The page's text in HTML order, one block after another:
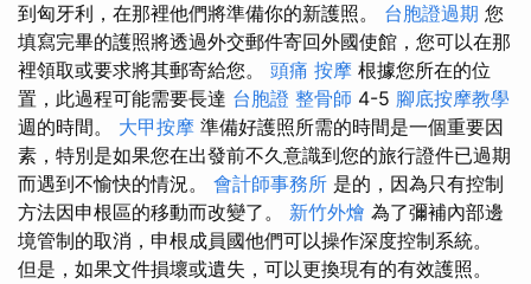
到匈牙利，在那裡他們將準備你的新護照。 台胞證過期 您
填寫完畢的護照將透過外交郵件寄回外國使館，您可以在那
裡領取或要求將其郵寄給您。 頭痛 按摩 根據您所在的位
置，此過程可能需要長達 台胞證 整骨師 4-5 腳底按摩教學
週的時間。 大甲按摩 準備好護照所需的時間是一個重要因
素，特別是如果您在出發前不久意識到您的旅行證件已過期
而遇到不愉快的情況。 會計師事務所 是的，因為只有控制
方法因申根區的移動而改變了。 新竹外燴 為了彌補內部邊
境管制的取消，申根成員國他們可以操作深度控制系統。
但是，如果文件損壞或遺失，可以更換現有的有效護照。